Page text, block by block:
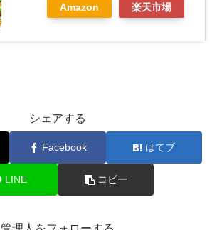
Amazon 楽天市場
シェアする
Facebook はてブ
LINE コピー